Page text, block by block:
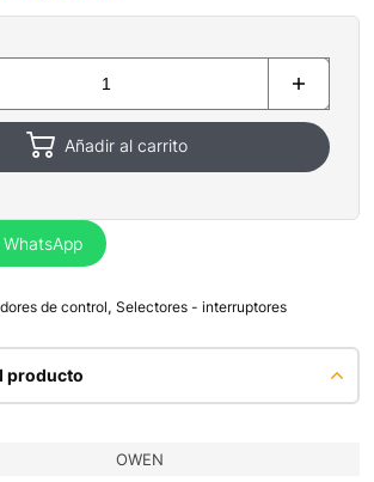
Añadir al carrito
de control, Selectores - interruptores
producto
OWEN